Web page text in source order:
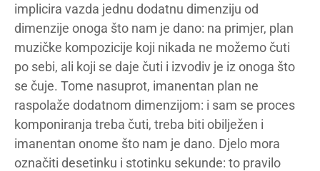
implicira vazda jednu dodatnu dimenziju od
dimenzije onoga što nam je dano: na primjer, plan
muzičke kompozicije koji nikada ne možemo čuti
po sebi, ali koji se daje čuti i izvodiv je iz onoga što
se čuje. Tome nasuprot, imanentan plan ne
raspolaže dodatnom dimenzijom: i sam se proces
komponiranja treba čuti, treba biti obilježen i
imanentan onome što nam je dano. Djelo mora
označiti desetinku i stotinku sekunde: to pravilo